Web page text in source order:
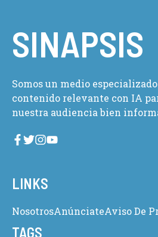
SINAPSIS
Somos un medio
contenido relevante con IA
nuestra audiencia bien
LINKS
NosotrosAnúnciateAviso De
TAGS